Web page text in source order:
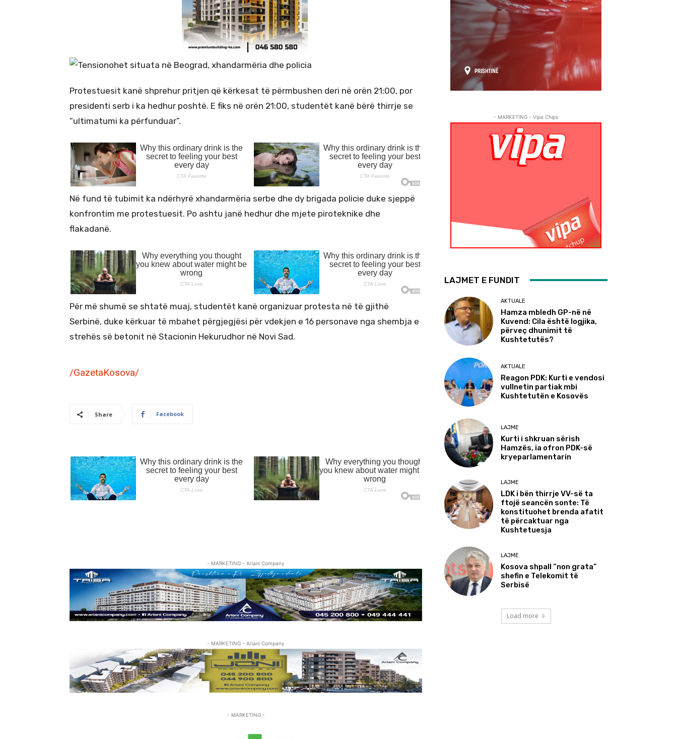
Protestuesit kanë shprehur pritjen që kërkesat të përmbushen deri në orën 21:00, por
presidenti serb i ka hedhur poshtë. E fiks në orën 21:00, studentët kanë bërë thirrje se
“ultimatumi ka përfunduar”.
Në fund të tubimit ka ndërhyrë xhandarmëria serbe dhe dy brigada policie duke sjeppë
konfrontim me protestuesit. Po ashtu janë hedhur dhe mjete piroteknike dhe
flakadanë.
Për më shumë se shtatë muaj, studentët kanë organizuar protesta në të gjithë
Serbinë, duke kërkuar të mbahet përgjegjësi për vdekjen e 16 personave nga shembja e
strehës së betonit në Stacionin Hekurudhor në Novi Sad.
/GazetaKosova/
Share Facebook
- MARKETING - Ariani Company
- MARKETING - Ariani Company
- MARKETING -
- MARKETING - Vipa Chips
LAJMET E FUNDIT
AKTUALE
Hamza mbledh GP-në në
Kuvend: Cila është logjika,
përveç dhunimit të
Kushtetutës?
AKTUALE
Reagon PDK: Kurti e vendosi
vullnetin partiak mbi
Kushtetutën e Kosovës
LAJME
Kurti i shkruan sërish
Hamzës, ia ofron PDK-së
kryeparlamentarin
LAJME
LDK i bën thirrje VV-së ta
ftojë seancën sonte: Të
konstituohet brenda afatit
të përcaktuar nga
Kushtetuesja
LAJME
Kosova shpall “non grata”
shefin e Telekomit të
Serbisë
Load more